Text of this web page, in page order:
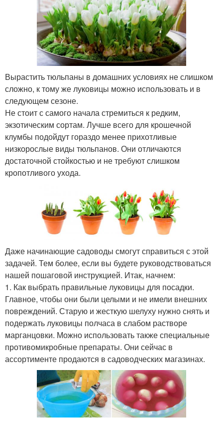
Вырастить тюльпаны в домашних условиях не слишком
сложно, к тому же луковицы можно использовать и в
следующем сезоне.
Не стоит с самого начала стремиться к редким,
экзотическим сортам. Лучше всего для крошечной
клумбы подойдут гораздо менее прихотливые
низкорослые виды тюльпанов. Они отличаются
достаточной стойкостью и не требуют слишком
кропотливого ухода.
Даже начинающие садоводы смогут справиться с этой
задачей. Тем более, если вы будете руководствоваться
нашей пошаговой инструкцией. Итак, начнем:
1. Как выбрать правильные луковицы для посадки.
Главное, чтобы они были целыми и не имели внешних
повреждений. Старую и жесткую шелуху нужно снять и
подержать луковицы полчаса в слабом растворе
марганцовки. Можно использовать также специальные
противомикробные препараты. Они сейчас в
ассортименте продаются в садоводческих магазинах.